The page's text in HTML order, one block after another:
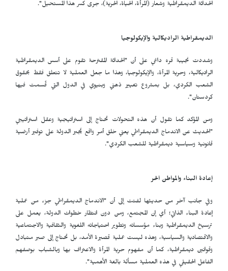
الحداثة الديمقراطية وشعار (المرأة، الحياة، الحرية)، جرى كسر هذا المستحيل".
الديمقراطية الراديكالية والإيكولوجيا
وشددت نجيبة قره داغي على أن "الحداثة المقترحة تقوم على أسس الديمقراطية
الراديكالية، وحرية المرأة، والإيكولوجيا، وهذا ما جعل العملية لا تتعلق فقط بحقوق
الشعب الكردي، بل بمشروع تغيير ذهني وبنيوي في الدول التي قُسمت فيها
كردستان".
ومن المؤكد كما تقول أن هذه التحولات تحتاج إلى استراتيجية وعقل استراتيجي
"الحديث عن الاندماج الديمقراطي يعني خلق أمر واقع يُجبر الدولة على توفير أرضية
قانونية وسياسية ديمقراطية للشعب الكردي".
إعادة البناء والمواطن الحر
وفي جانب آخر من حديثها لفتت إلى أن "الاندماج الديمقراطي جزء من عملية
إعادة البناء الذاتي؛ أي إن المجتمع، ومن دون انتظار خطوات الدولة، يعمل على
ترسيخ الديمقراطية وبناء مؤسساته وتطوير احتياجاته اللغوية والثقافية والاجتماعية
والاقتصادية والسياسية، وهذه ليست عملية قصيرة الأمد، بل تحتاج إلى صبر متبادل
وقوانين ديمقراطية، كما أن مفهوم حرية المرأة والاعتراف بها وبالشباب بوصفهم
الفاعل الحقيقي في هذه العملية مسألة بالغة الأهمية".